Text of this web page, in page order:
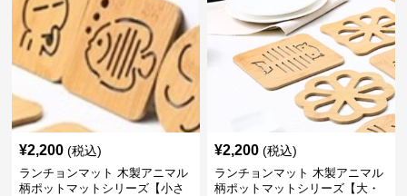
¥2,200 (税込)
ランチョンマット 木製アニマル
柄ポットマットシリーズ【小さ
¥2,200 (税込)
ランチョンマット 木製アニマル
柄ポットマットシリーズ【大・